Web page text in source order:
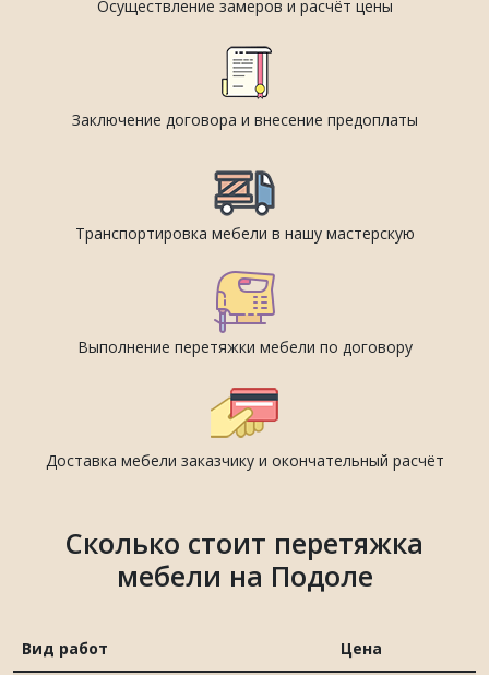
Осуществление замеров и расчёт цены
Заключение договора и внесение предоплаты
Транспортировка мебели в нашу мастерскую
Выполнение перетяжки мебели по договору
Доставка мебели заказчику и окончательный расчёт
Сколько стоит перетяжка
мебели на Подоле
Вид работ Цена